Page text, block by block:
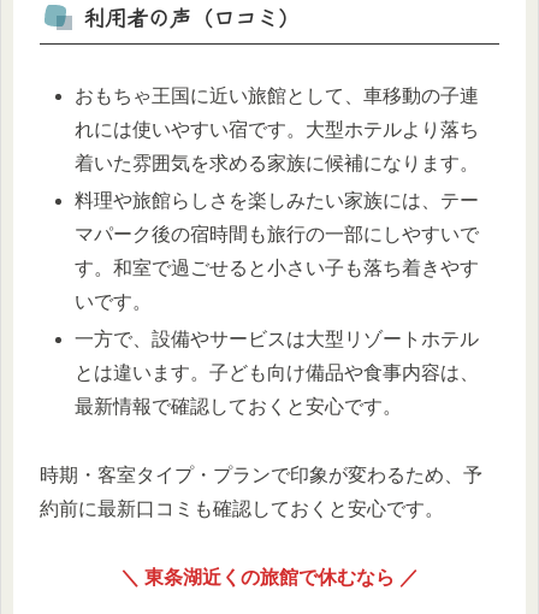
利用者の声（口コミ）
おもちゃ王国に近い旅館として、車移動の子連
れには使いやすい宿です。大型ホテルより落ち
着いた雰囲気を求める家族に候補になります。
料理や旅館らしさを楽しみたい家族には、テー
マパーク後の宿時間も旅行の一部にしやすいで
す。和室で過ごせると小さい子も落ち着きやす
いです。
一方で、設備やサービスは大型リゾートホテル
とは違います。子ども向け備品や食事内容は、
最新情報で確認しておくと安心です。
時期・客室タイプ・プランで印象が変わるため、予
約前に最新口コミも確認しておくと安心です。
＼ 東条湖近くの旅館で休むなら ／